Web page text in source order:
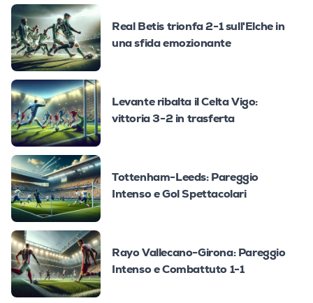
Real Betis trionfa 2-1 sull'Elche in
una sfida emozionante
Levante ribalta il Celta Vigo:
vittoria 3-2 in trasferta
Tottenham-Leeds: Pareggio
Intenso e Gol Spettacolari
Rayo Vallecano-Girona: Pareggio
Intenso e Combattuto 1-1